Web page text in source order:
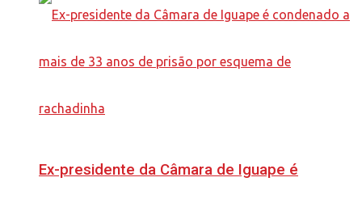
Ex-presidente da Câmara de Iguape é